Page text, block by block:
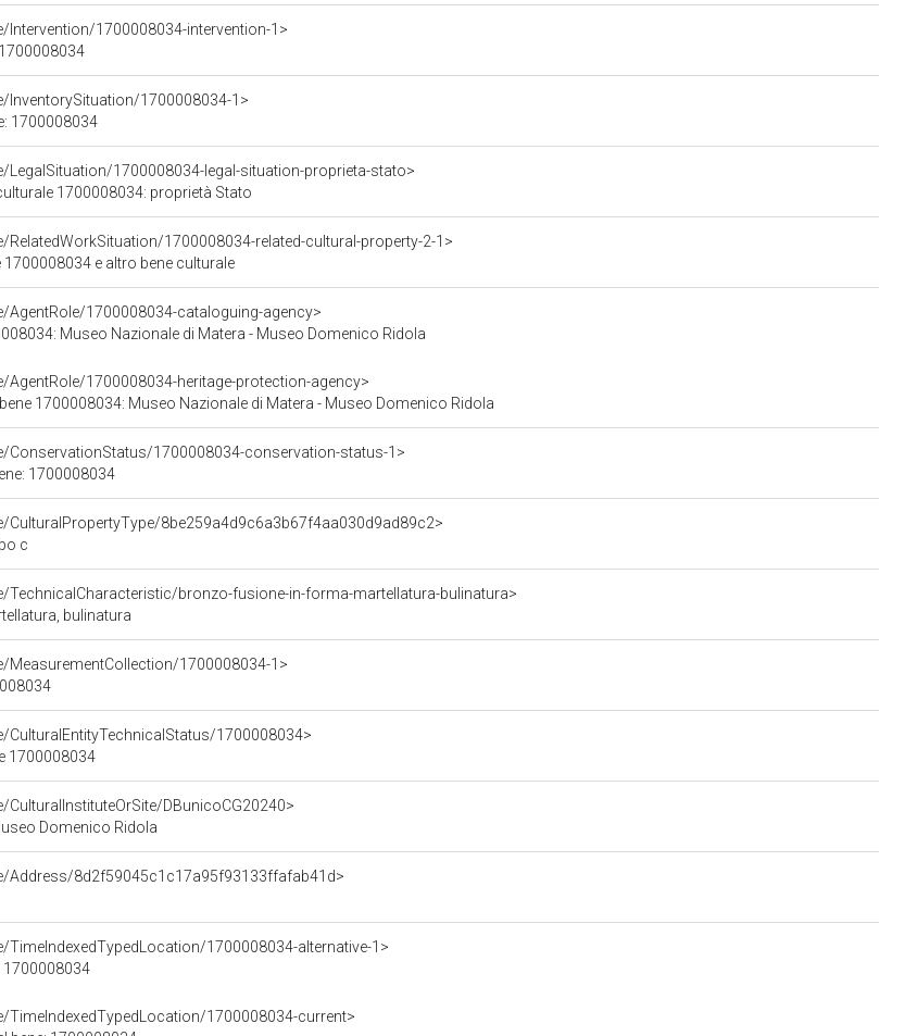
1700008034-intervention-1>
1700008034-1>
1700008034
1700008034-legal-situation-proprieta-stato>
1700008034: proprietà Stato
1700008034-related-cultural-property-2-1>
1700008034 e altro bene culturale
1700008034-cataloguing-agency>
Museo Nazionale di Matera - Museo Domenico Ridola
1700008034-heritage-protection-agency>
1700008034: Museo Nazionale di Matera - Museo Domenico Ridola
1700008034-conservation-status-1>
1700008034
8be259a4d9c6a3b67f4aa030d9ad89c2>
c
bronzo-fusione-in-forma-martellatura-bulinatura>
bulinatura
1700008034-1>
1700008034>
1700008034
DBunicoCG20240>
Domenico Ridola
8d2f59045c1c17a95f93133ffafab41d>
1700008034-alternative-1>
1700008034
1700008034-current>